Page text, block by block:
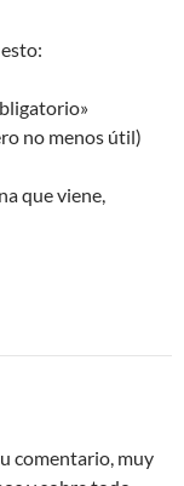
no menos útil)
que viene,
comentario, muy